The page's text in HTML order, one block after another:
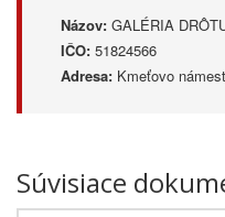
Názov: GALÉRIA
IČO: 51824566
Adresa: Kmeťovo
Súvisiace